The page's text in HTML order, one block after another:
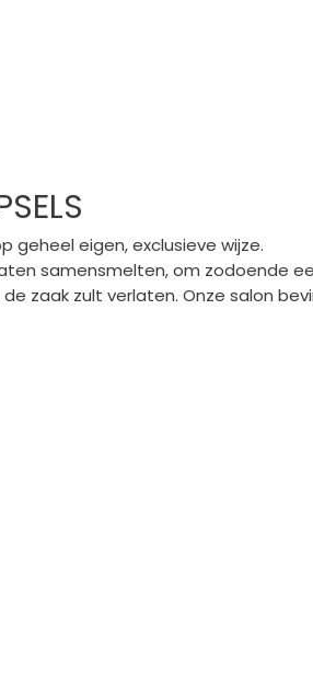
geheel eigen, exclusieve wijze.
samensmelten, om zodoende
zult verlaten. Onze salon